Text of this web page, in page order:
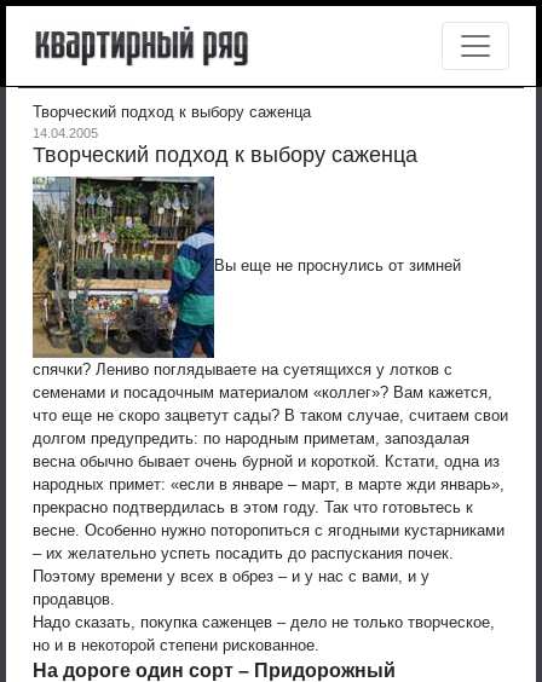
Творческий подход к выбору саженца
14.04.2005
Творческий подход к выбору саженца
Вы еще не проснулись от зимней
спячки? Лениво поглядываете на суетящихся у лотков с
семенами и посадочным материалом «коллег»? Вам кажется,
что еще не скоро зацветут сады? В таком случае, считаем свои
долгом предупредить: по народным приметам, запоздалая
весна обычно бывает очень бурной и короткой. Кстати, одна из
народных примет: «если в январе – март, в марте жди январь»,
прекрасно подтвердилась в этом году. Так что готовьтесь к
весне. Особенно нужно поторопиться с ягодными кустарниками
– их желательно успеть посадить до распускания почек.
Поэтому времени у всех в обрез – и у нас с вами, и у
продавцов.
Надо сказать, покупка саженцев – дело не только творческое,
но и в некоторой степени рискованное.
На дороге один сорт – Придорожный